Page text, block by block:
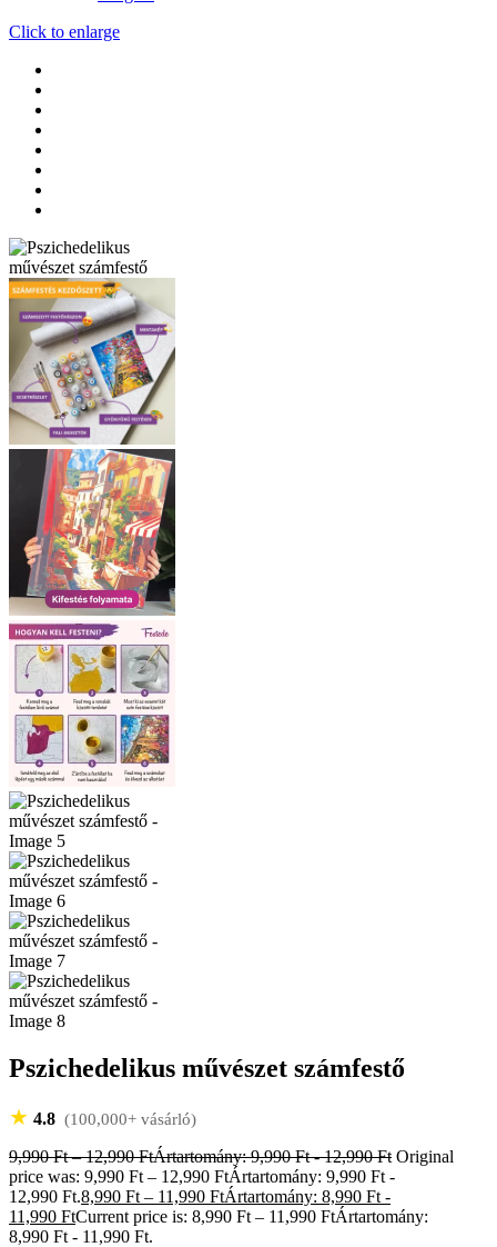
Click to enlarge
Pszichedelikus művészet számfestő
★ 4.8 (100,000+ vásárló)
9,990Ft – 12,990FtÁrtartomány: 9,990 Ft - 12,990 Ft Original
price was: 9,990 Ft – 12,990 FtÁrtartomány: 9,990 Ft -
12,990 Ft.8,990 Ft – 11,990 FtÁrtartomány: 8,990 Ft -
11,990 FtCurrent price is: 8,990 Ft – 11,990 FtÁrtartomány:
8,990 Ft - 11,990 Ft.